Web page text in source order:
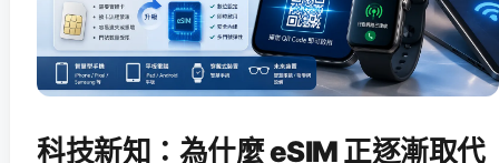
科技新知：為什麼 eSIM 正逐漸取代